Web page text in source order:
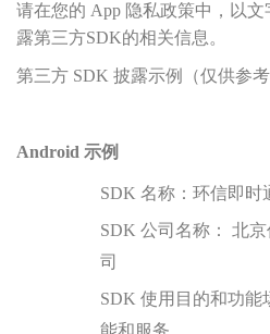
请在您的 App 隐私政策中，以
露第三方SDK的相关信息。
第三方 SDK 披露示例（仅供参考
Android 示例
SDK 名称：环信即时
SDK 公司名称： 北
司
SDK 使用目的和功能
能和服务